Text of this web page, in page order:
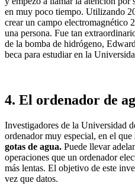
en muy poco tiempo. Utilizando
crear un campo electromagnético
una persona. Fue tan
de la bomba de hidrógeno,
beca para estudiar en la
4. El ordenador de
Investigadores de la Universidad
ordenador muy especial, en el que
gotas de agua. Puede llevar
operaciones que un ordenador
más lentas. El objetivo de este
vez que datos.